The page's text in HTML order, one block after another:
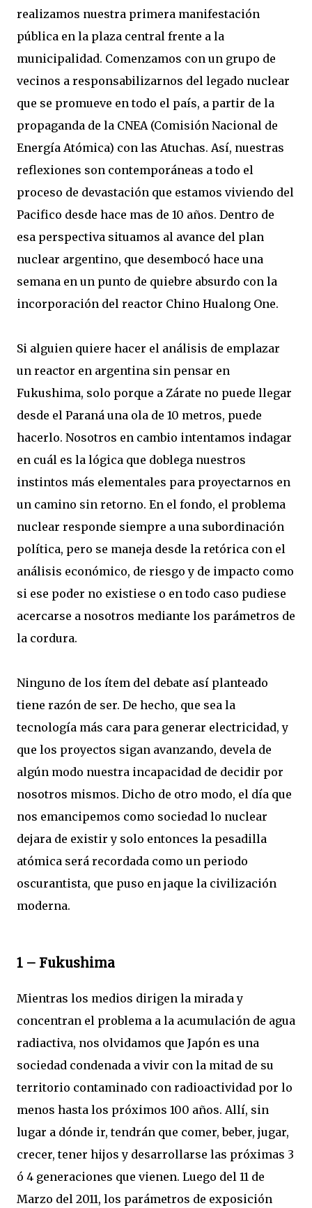
realizamos nuestra primera manifestación
pública en la plaza central frente a la
municipalidad. Comenzamos con un grupo de
vecinos a responsabilizarnos del legado nuclear
que se promueve en todo el país, a partir de la
propaganda de la CNEA (Comisión Nacional de
Energía Atómica) con las Atuchas. Así, nuestras
reflexiones son contemporáneas a todo el
proceso de devastación que estamos viviendo del
Pacifico desde hace mas de 10 años. Dentro de
esa perspectiva situamos al avance del plan
nuclear argentino, que desembocó hace una
semana en un punto de quiebre absurdo con la
incorporación del reactor Chino Hualong One.
Si alguien quiere hacer el análisis de emplazar
un reactor en argentina sin pensar en
Fukushima, solo porque a Zárate no puede llegar
desde el Paraná una ola de 10 metros, puede
hacerlo. Nosotros en cambio intentamos indagar
en cuál es la lógica que doblega nuestros
instintos más elementales para proyectarnos en
un camino sin retorno. En el fondo, el problema
nuclear responde siempre a una subordinación
política, pero se maneja desde la retórica con el
análisis económico, de riesgo y de impacto como
si ese poder no existiese o en todo caso pudiese
acercarse a nosotros mediante los parámetros de
la cordura.
Ninguno de los ítem del debate así planteado
tiene razón de ser. De hecho, que sea la
tecnología más cara para generar electricidad, y
que los proyectos sigan avanzando, devela de
algún modo nuestra incapacidad de decidir por
nosotros mismos. Dicho de otro modo, el día que
nos emancipemos como sociedad lo nuclear
dejara de existir y solo entonces la pesadilla
atómica será recordada como un periodo
oscurantista, que puso en jaque la civilización
moderna.
1 – Fukushima
Mientras los medios dirigen la mirada y
concentran el problema a la acumulación de agua
radiactiva, nos olvidamos que Japón es una
sociedad condenada a vivir con la mitad de su
territorio contaminado con radioactividad por lo
menos hasta los próximos 100 años. Allí, sin
lugar a dónde ir, tendrán que comer, beber, jugar,
crecer, tener hijos y desarrollarse las próximas 3
ó 4 generaciones que vienen. Luego del 11 de
Marzo del 2011, los parámetros de exposición